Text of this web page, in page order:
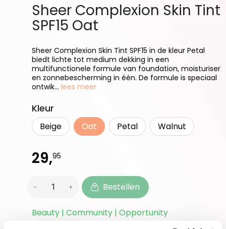
Sheer Complexion Skin Tint
SPF15 Oat
Sheer Complexion Skin Tint SPF15 in de kleur Petal
biedt lichte tot medium dekking in een
multifunctionele formule van foundation, moisturiser
en zonnebescherming in één. De formule is speciaal
ontwik... lees meer
Selecteer
Kleur
Beige Oat Petal Walnut
29,95
Bestellen
Beauty | Community | Opportunity